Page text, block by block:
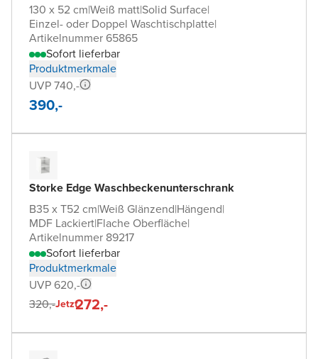
130 x 52 cm|Weiß matt|Solid Surface|
Einzel- oder Doppel Waschtischplatte|
Artikelnummer 65865
Sofort lieferbar
Produktmerkmale
UVP 740,-
390,-
Storke Edge Waschbeckenunterschrank
B35 x T52 cm|Weiß Glänzend|Hängend|
MDF Lackiert|Flache Oberfläche|
Artikelnummer 89217
Sofort lieferbar
Produktmerkmale
UVP 620,-
320,-Jetzt272,-